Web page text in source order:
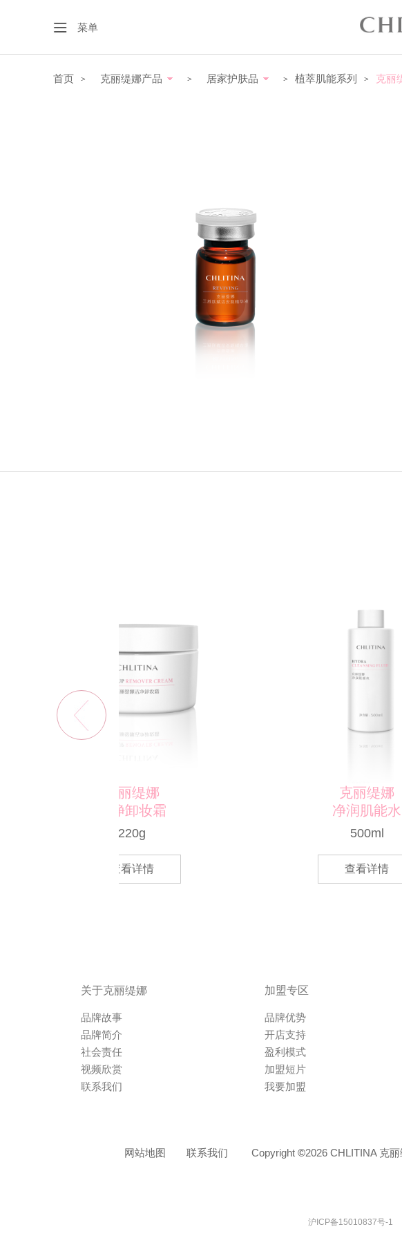
菜单
首页 > 克丽缇娜产品 > 居家护肤品 > 植萃肌能系列 > 克丽
关于克丽缇娜
品牌故事
品牌简介
社会责任
视频欣赏
联系我们
加盟专区
品牌优势
开店支持
盈利模式
加盟短片
我要加盟
网站地图 联系我们 Copyright ©2026 CHLITINA 克
沪ICP备15010837号-1